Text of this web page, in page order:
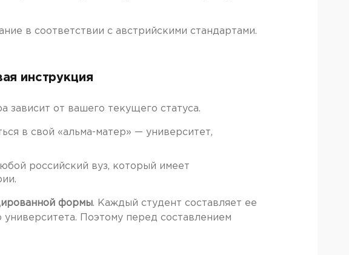
в соответствии с австрийскими стандартами.
инструкция
зависит от вашего текущего статуса.
в свой «альма-матер» — университет,
российский вуз, который имеет
формы. Каждый студент составляет ее
университета. Поэтому перед составлением